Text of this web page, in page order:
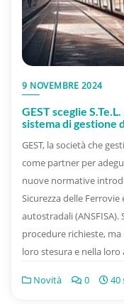
9 NOVEMBRE 2024
GEST sceglie
sistema di gestione
GEST, la società che
come partner per
nuove normative
Sicurezza delle
autostradali (ANSFISA).
procedure richieste,
loro stesura e nella
Novità 0 40